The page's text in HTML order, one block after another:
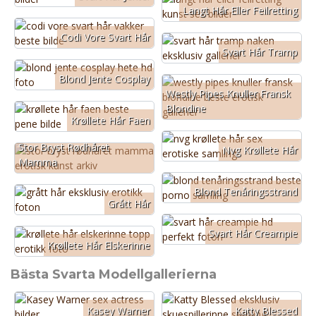
Langt Hår Eller Feilretting
Codi Vore Svart Hår
Svart Hår Tramp
Blond Jente Cosplay
Westly Pipes Knuller Fransk
Blondine
Krøllete Hår Faen
Nvg Krøllete Hår
Stor Bryst Rødhåret
Mamma
Blond Tenåringsstrand
Grått Hår
Svart Hår Creampie
Krøllete Hår Elskerinne
Bästa Svarta Modellgallerierna
Kasey Warner Katty Blessed